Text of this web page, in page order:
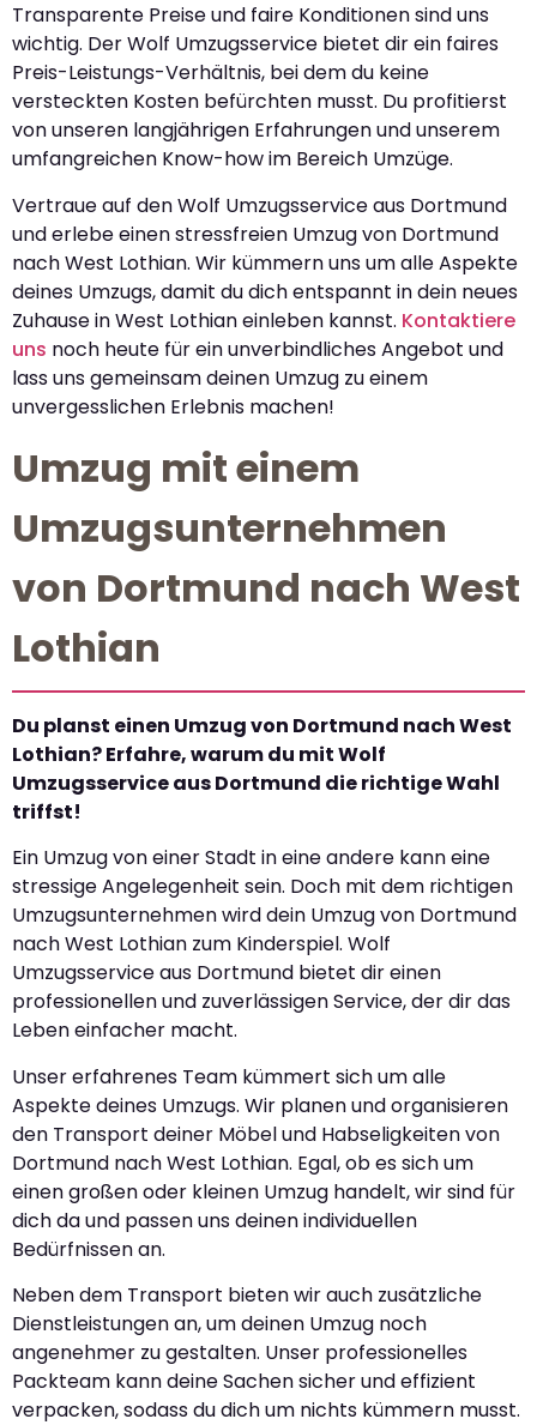
Transparente Preise und faire Konditionen sind uns
wichtig. Der Wolf Umzugsservice bietet dir ein faires
Preis-Leistungs-Verhältnis, bei dem du keine
versteckten Kosten befürchten musst. Du profitierst
von unseren langjährigen Erfahrungen und unserem
umfangreichen Know-how im Bereich Umzüge.
Vertraue auf den Wolf Umzugsservice aus Dortmund
und erlebe einen stressfreien Umzug von Dortmund
nach West Lothian. Wir kümmern uns um alle Aspekte
deines Umzugs, damit du dich entspannt in dein neues
Zuhause in West Lothian einleben kannst. Kontaktiere
uns noch heute für ein unverbindliches Angebot und
lass uns gemeinsam deinen Umzug zu einem
unvergesslichen Erlebnis machen!
Umzug mit einem
Umzugsunternehmen
von Dortmund nach West
Lothian
Du planst einen Umzug von Dortmund nach West
Lothian? Erfahre, warum du mit Wolf
Umzugsservice aus Dortmund die richtige Wahl
triffst!
Ein Umzug von einer Stadt in eine andere kann eine
stressige Angelegenheit sein. Doch mit dem richtigen
Umzugsunternehmen wird dein Umzug von Dortmund
nach West Lothian zum Kinderspiel. Wolf
Umzugsservice aus Dortmund bietet dir einen
professionellen und zuverlässigen Service, der dir das
Leben einfacher macht.
Unser erfahrenes Team kümmert sich um alle
Aspekte deines Umzugs. Wir planen und organisieren
den Transport deiner Möbel und Habseligkeiten von
Dortmund nach West Lothian. Egal, ob es sich um
einen großen oder kleinen Umzug handelt, wir sind für
dich da und passen uns deinen individuellen
Bedürfnissen an.
Neben dem Transport bieten wir auch zusätzliche
Dienstleistungen an, um deinen Umzug noch
angenehmer zu gestalten. Unser professionelles
Packteam kann deine Sachen sicher und effizient
verpacken, sodass du dich um nichts kümmern musst.